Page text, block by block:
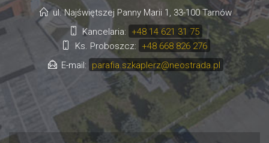
ul. Najświętszej Panny Marii 1, 33-100 Tarnów
Kancelaria:
+48 14 621 31 75
Ks. Proboszcz:
+48 668 826 276
E-mail:
parafia.szkaplerz@neostrada.pl